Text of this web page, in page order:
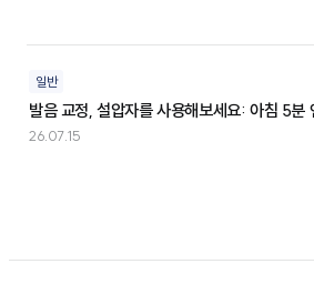
일반
발음 교정, 설압자를 사용해보세요: 아침 5분
26.07.15